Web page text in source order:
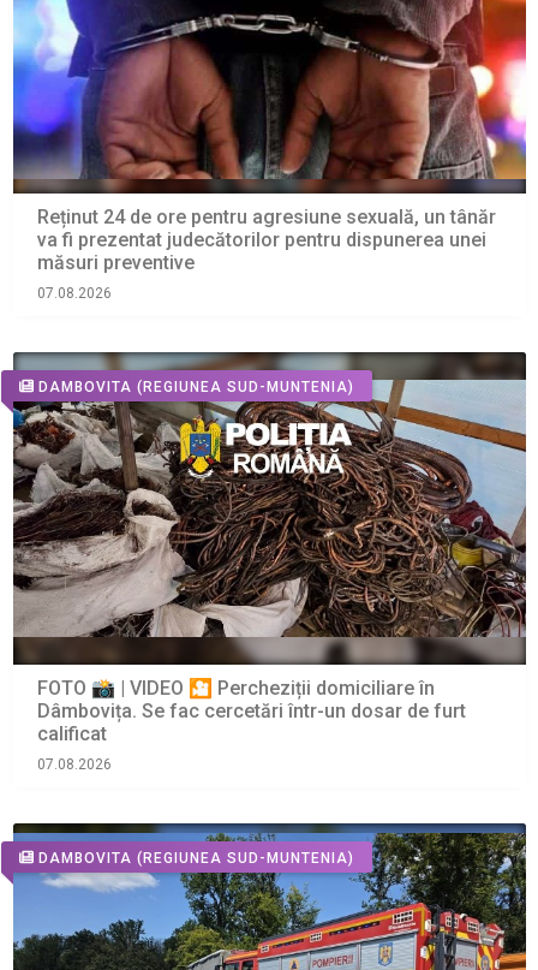
Reținut 24 de ore pentru agresiune sexuală, un tânăr
va fi prezentat judecătorilor pentru dispunerea unei
măsuri preventive
07.08.2026
DAMBOVITA (REGIUNEA SUD-MUNTENIA)
FOTO 📸 | VIDEO 🎦 Percheziții domiciliare în
Dâmbovița. Se fac cercetări într-un dosar de furt
calificat
07.08.2026
DAMBOVITA (REGIUNEA SUD-MUNTENIA)